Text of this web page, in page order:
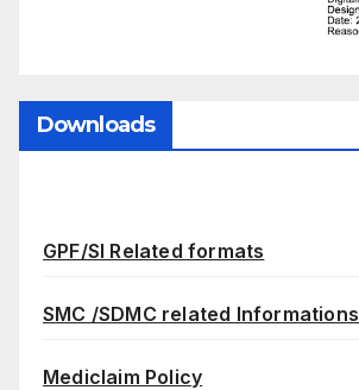
Downloads
GPF/SI Related formats
SMC /SDMC related Informations
Mediclaim Policy